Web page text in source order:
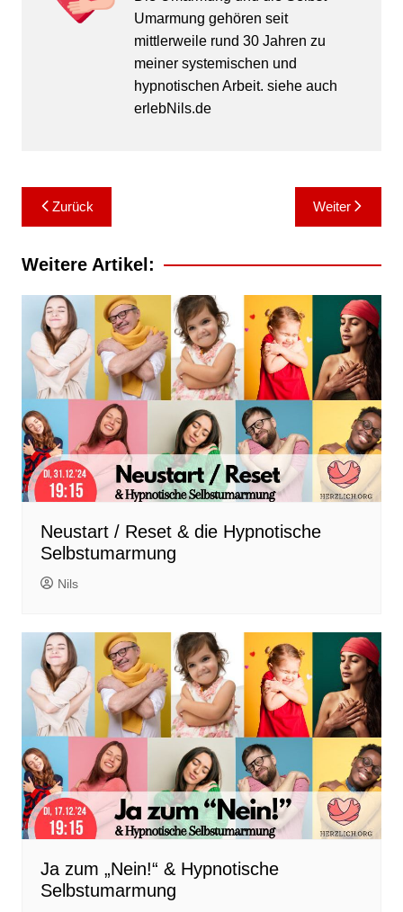
Umarmung gehören seit
mittlerweile rund 30 Jahren zu
meiner systemischen und
hypnotischen Arbeit. siehe auch
erlebNils.de
Zurück Weiter
Weitere Artikel:
Neustart / Reset & die Hypnotische
Selbstumarmung
Nils
Ja zum „Nein!“ & Hypnotische
Selbstumarmung